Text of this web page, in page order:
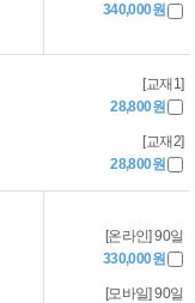
340,000원
[교재1]
28,800원
[교재2]
28,800원
[온라인] 90일
330,000원
[모바일] 90일